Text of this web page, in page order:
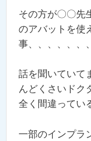
その方が〇〇先
のアバットを使
事、、、、、、、
話を聞いていて
んどくさいドク
全く間違ってい
一部のインプラ